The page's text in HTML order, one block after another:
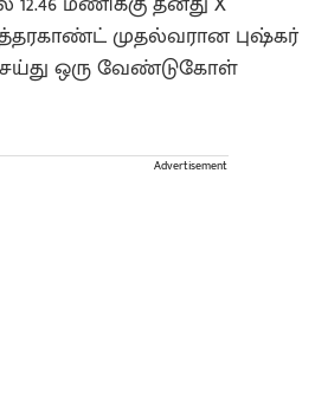
முதல்வரான புஷ்கர்
ஒரு வேண்டுகோள்
Advertisement